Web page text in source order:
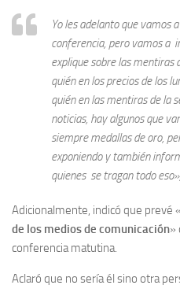
Yo les adelanto que vamos
conferencia, pero vamos a
explique sobre las mentiras
quién en los precios de los
quién en las mentiras de la
noticias, hay algunos que
siempre medallas de oro,
exponiendo y también
quienes se tragan todo
Adicionalmente, indicó que prevé «
de los medios de comunicación»
conferencia matutina.
Aclaró que no sería él sino otra